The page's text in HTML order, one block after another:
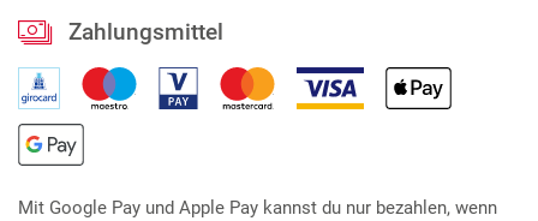
Zahlungsmittel
Mit Google Pay und Apple Pay kannst du nur bezahlen, wenn